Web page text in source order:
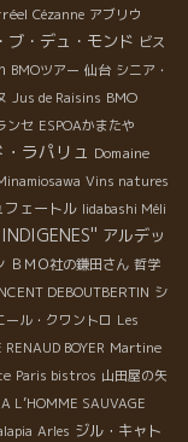
Cézanne アブリウ
ブ・デュ・モンド ビス
BMOツアー 仙台 シニア・
Jus de Raisins BMO
ンセ ESPOAかまたや
ラパリュ Domaine
Vins natures
フェートル Iidabashi Méli
アルデッ
ＢＭＯ社の鎌田さん 哲学
DEBOUTBERTIN シ
ール・クワントロ Les
BOYER Martine
Paris bistros 山田屋の矢
A L’HOMME SAUVAGE
Arles ジル・キャト